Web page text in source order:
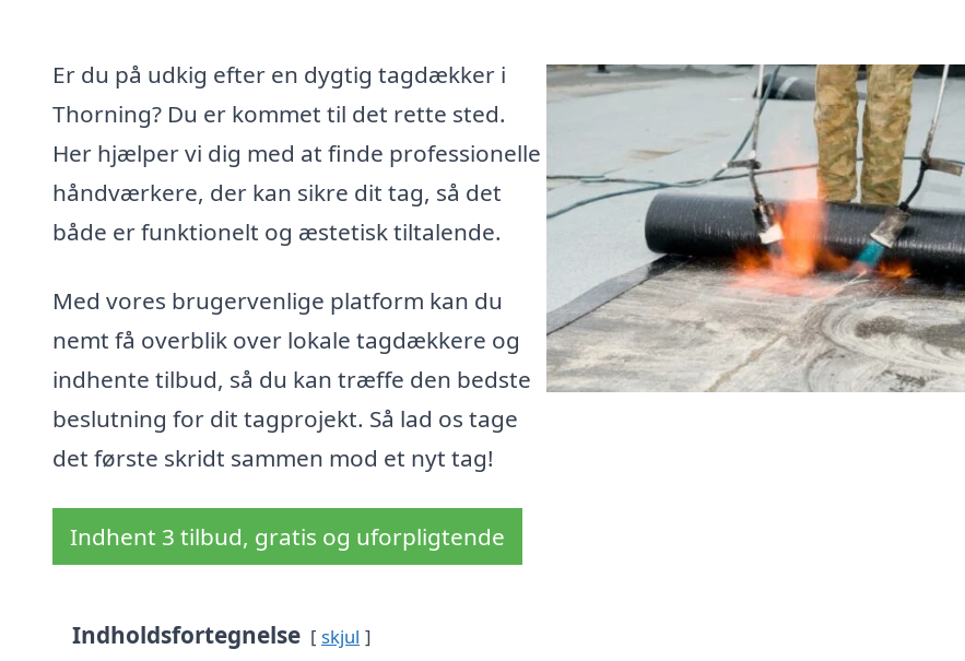
Er du på udkig efter en dygtig tagdækker i
Thorning? Du er kommet til det rette sted.
Her hjælper vi dig med at finde professionelle
håndværkere, der kan sikre dit tag, så det
både er funktionelt og æstetisk tiltalende.
Med vores brugervenlige platform kan du
nemt få overblik over lokale tagdækkere og
indhente tilbud, så du kan træffe den bedste
beslutning for dit tagprojekt. Så lad os tage
det første skridt sammen mod et nyt tag!
Indhent 3 tilbud, gratis og uforpligtende
Indholdsfortegnelse skjul